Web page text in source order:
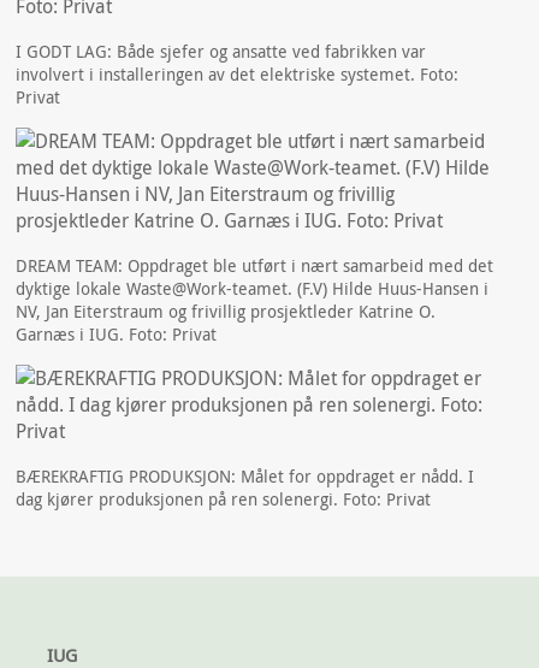
I GODT LAG: Både sjefer og ansatte ved fabrikken var
involvert i installeringen av det elektriske systemet. Foto:
Privat
DREAM TEAM: Oppdraget ble utført i nært samarbeid med det
dyktige lokale Waste@Work-teamet. (F.V) Hilde Huus-Hansen i
NV, Jan Eiterstraum og frivillig prosjektleder Katrine O.
Garnæs i IUG. Foto: Privat
BÆREKRAFTIG PRODUKSJON: Målet for oppdraget er nådd. I
dag kjører produksjonen på ren solenergi. Foto: Privat
IUG